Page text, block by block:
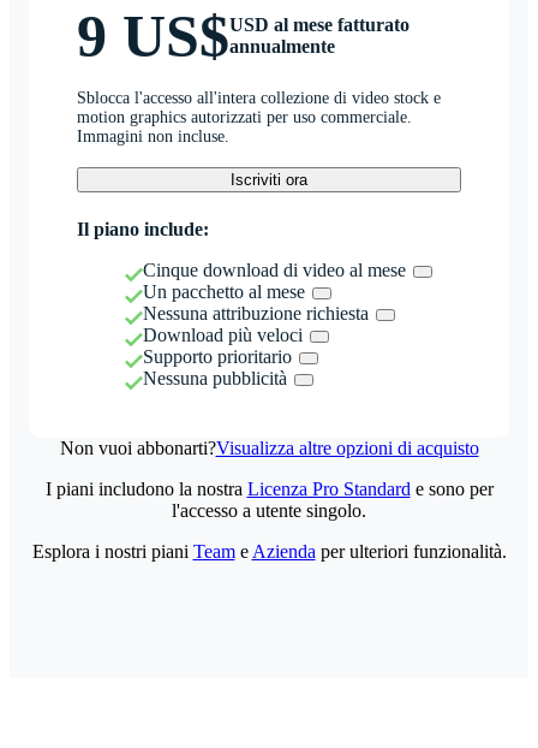
9 US$USD al mese fatturato
annualmente
Sblocca l'accesso all'intera collezione di video stock e
motion graphics autorizzati per uso commerciale.
Immagini non incluse.
Iscriviti ora
Il piano include:
Cinque download di video al mese
Un pacchetto al mese
Nessuna attribuzione richiesta
Download più veloci
Supporto prioritario
Nessuna pubblicità
Non vuoi abbonarti?Visualizza altre opzioni di acquisto
I piani includono la nostra Licenza Pro Standard e sono per
l'accesso a utente singolo.
Esplora i nostri piani Teame Azienda per ulteriori funzionalità.